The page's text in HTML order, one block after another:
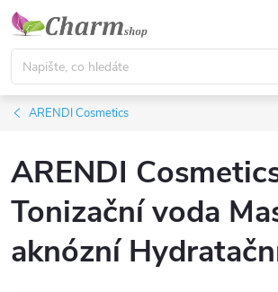
Přejít
obsah
ARENDI Cosmetics
ARENDI
Tonizační voda
aknózní